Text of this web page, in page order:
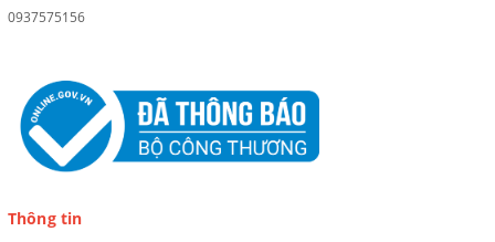
0937575156
Thông tin